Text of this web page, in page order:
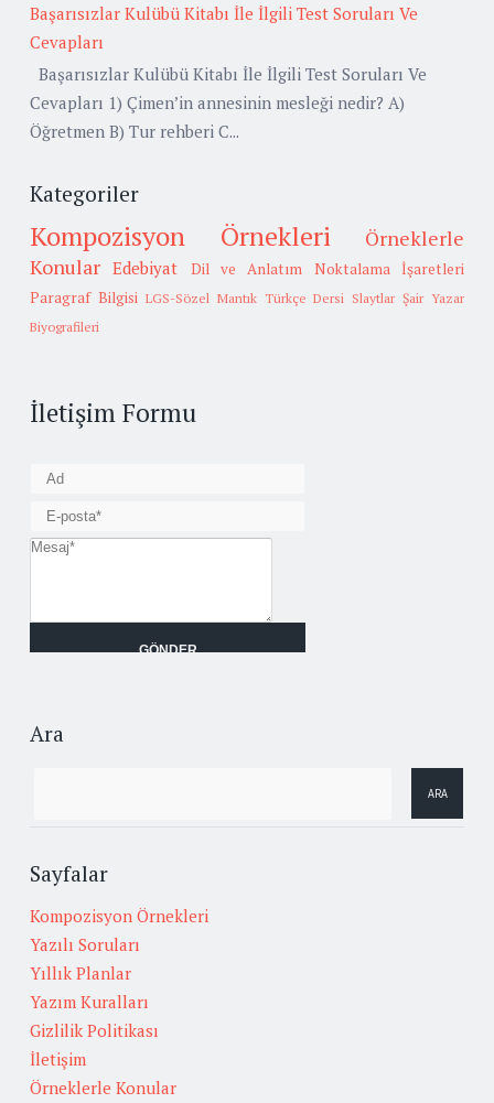
Başarısızlar Kulübü Kitabı İle İlgili Test Soruları Ve
Cevapları
Başarısızlar Kulübü Kitabı İle İlgili Test Soruları Ve
Cevapları 1) Çimen’in annesinin mesleği nedir? A)
Öğretmen B) Tur rehberi C...
Kategoriler
Kompozisyon Örnekleri
Örneklerle
Konular Edebiyat Dil ve Anlatım
Noktalama İşaretleri
Paragraf Bilgisi LGS-Sözel Mantık Türkçe Dersi Slaytlar Şair Yazar
Biyografileri
İletişim Formu
Ara
Sayfalar
Kompozisyon Örnekleri
Yazılı Soruları
Yıllık Planlar
Yazım Kuralları
Gizlilik Politikası
İletişim
Örneklerle Konular